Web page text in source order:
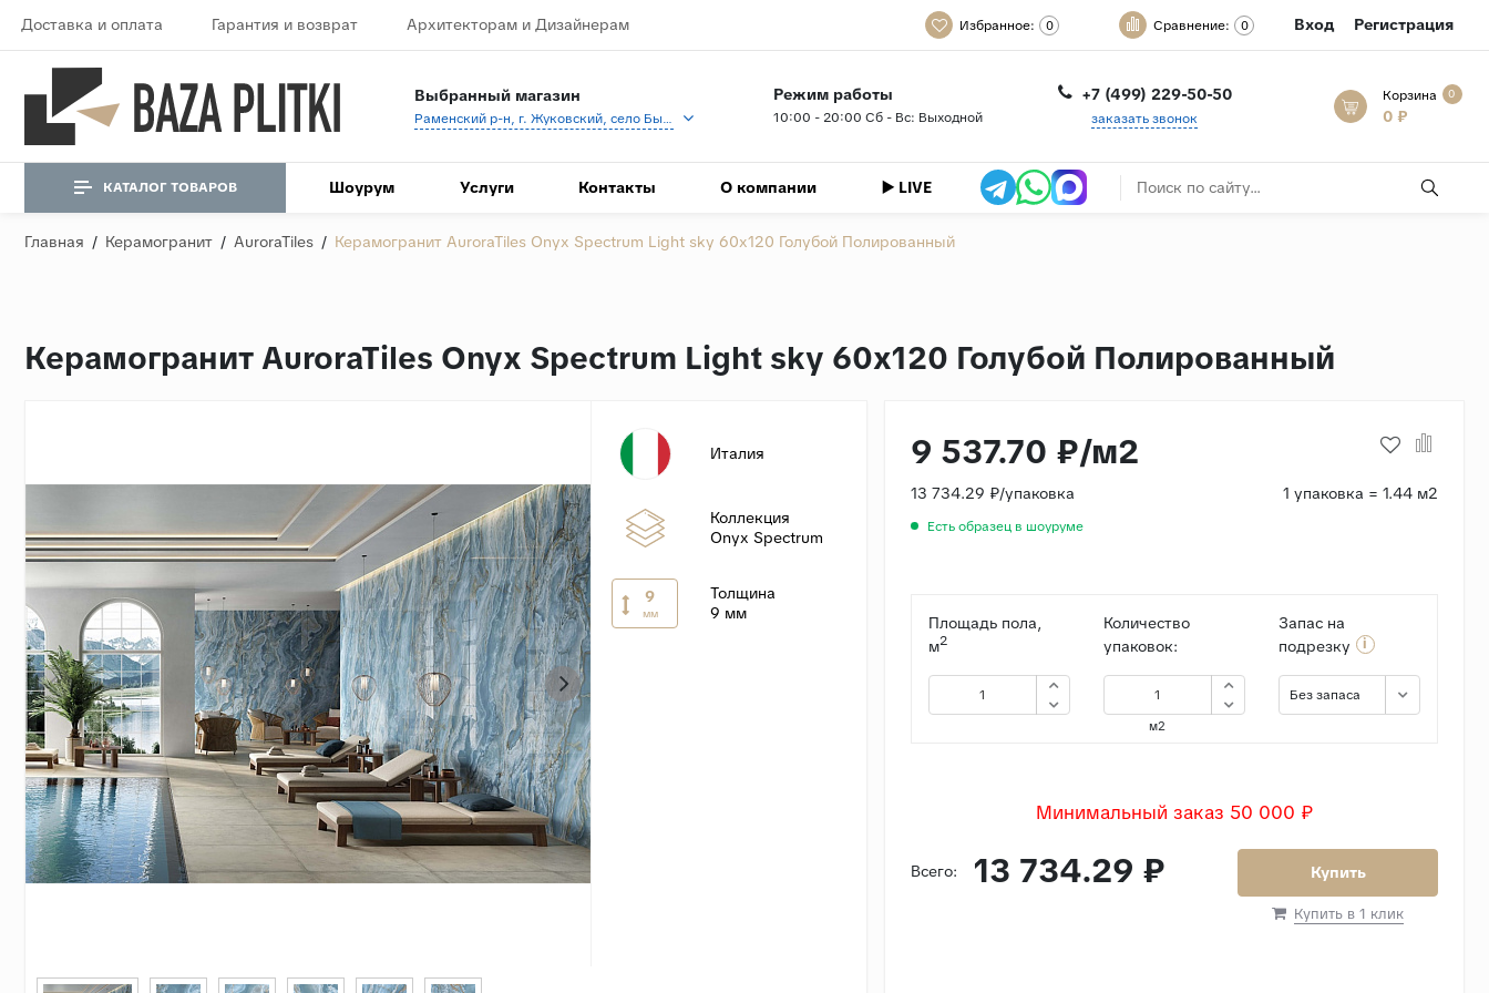
Доставка и оплата Гарантия и возврат Архитекторам и Дизайнерам Избранное: 0 Сравнение: 0 Вход Регистрация
Выбранный магазин
Раменский р-н, г. Жуковский, село Быково, кп Спартак, Береговая ул., 1
Режим работы
10:00 - 20:00 Сб - Вс: Выходной
+7 (499) 229-50-50
заказать звонок
Корзина 0
0 ₽
КАТАЛОГ ТОВАРОВ Шоурум Услуги Контакты О компании ▶️ LIVE
Главная / Керамогранит / AuroraTiles / Керамогранит AuroraTiles Onyx Spectrum Light sky 60x120 Голубой Полированный
Керамогранит AuroraTiles Onyx Spectrum Light sky 60x120 Голубой Полированный
Италия
Коллекция
Onyx Spectrum
9
мм
Толщина
9 мм
9 537.70 ₽/м2
13 734.29 ₽/упаковка 1 упаковка = 1.44 м2
Есть образец в шоуруме
Площадь пола,
м2
Количество
упаковок:
м2
Запас на
подрезку
i
Без запаса
Минимальный заказ 50 000 ₽
Всего: 13 734.29 ₽ Купить
Купить в 1 клик